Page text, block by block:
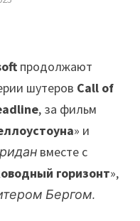
продолжают
шутеров Call of
, за фильм
» и
вместе с
горизонт»,
Бергом.